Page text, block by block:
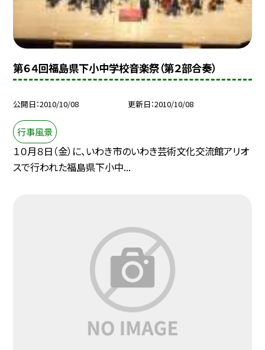
第６４回福島県下小中学校音楽祭（第２部合奏）
公開日 2010/10/08 更新日 2010/10/08
行事風景
１０月８日（金）に、いわき市のいわき芸術文化交流館アリオ
スで行われた福島県下小中...